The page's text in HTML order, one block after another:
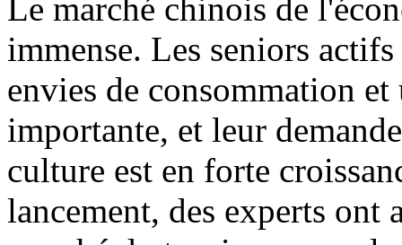
Le marché chinois de
immense. Les seniors
envies de consommation
importante, et leur
culture est en forte
lancement, des experts ont